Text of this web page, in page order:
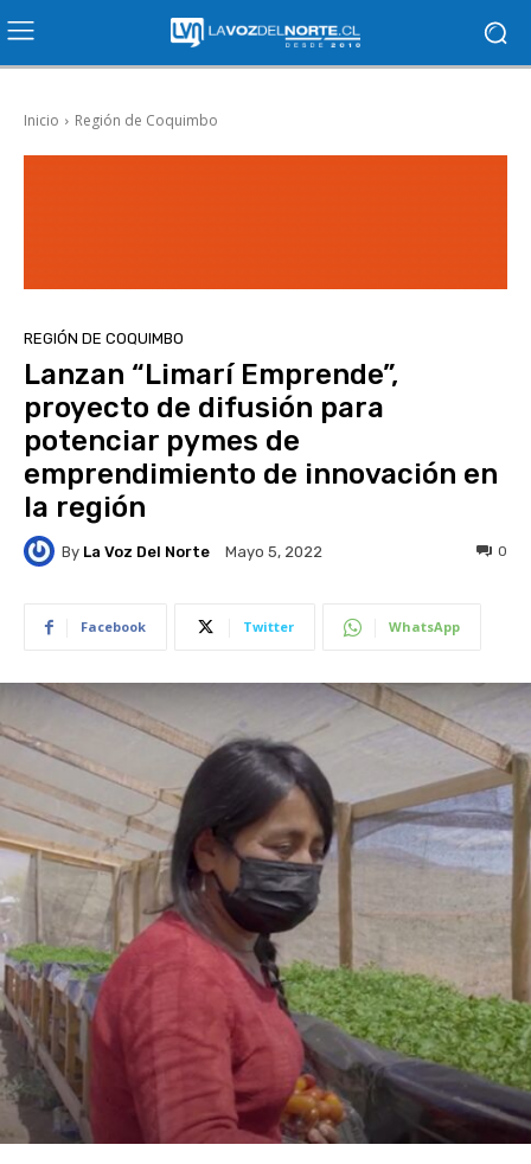
Inicio Región de Coquimbo
REGIÓN DE COQUIMBO
Lanzan “Limarí Emprende”,
proyecto de difusión para
potenciar pymes de
emprendimiento de innovación en
la región
By La Voz Del Norte Mayo 5, 2022 0
Facebook Twitter WhatsApp